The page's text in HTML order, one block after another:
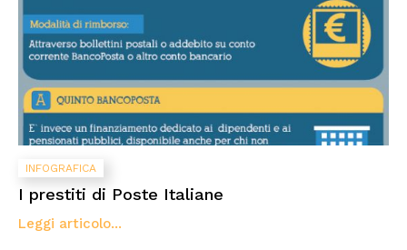
INFOGRAFICA
I prestiti di Poste Italiane
Leggi articolo...